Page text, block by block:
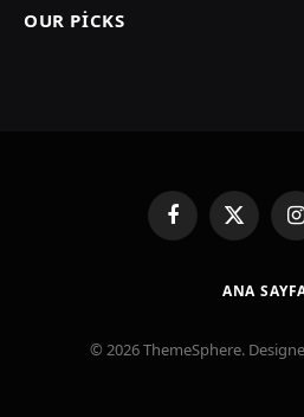
OUR PICKS
FacebookX
(Twitter)
ANA
© 2026 ThemeSphere.